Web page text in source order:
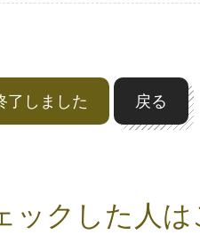
了しました 戻る
ックした人